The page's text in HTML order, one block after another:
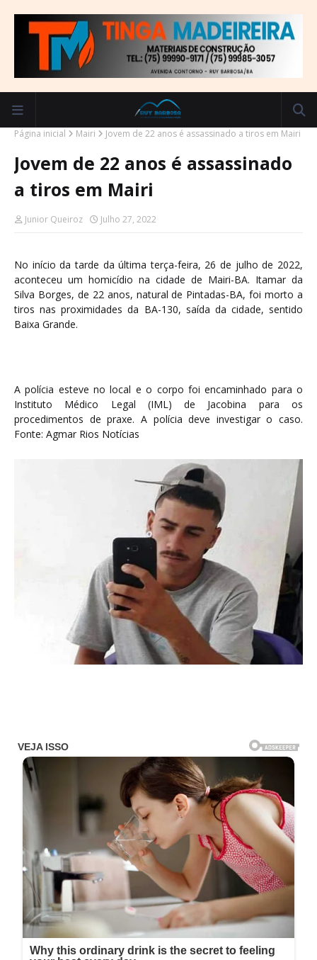
Página inicial Mairi Jovem de 22 anos é assassinado a tiros em Mairi
Jovem de 22 anos é assassinado
a tiros em Mairi
Junior Queiroz Julho 27, 2022
No início da tarde da última terça-feira, 26 de julho de 2022,
aconteceu um homicídio na cidade de Mairi-BA. Itamar da
Silva Borges, de 22 anos, natural de Pintadas-BA, foi morto a
tiros nas proximidades da BA-130, saída da cidade, sentido
Baixa Grande.
A polícia esteve no local e o corpo foi encaminhado para o
Instituto Médico Legal (IML) de Jacobina para os
procedimentos de praxe. A polícia deve investigar o caso.
Fonte: Agmar Rios Notícias